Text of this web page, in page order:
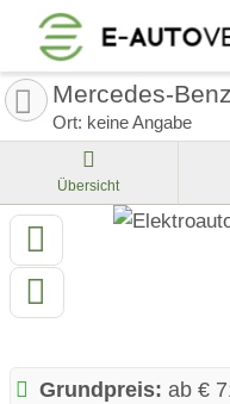
Mercedes-
Ort: keine Angabe
Übersicht
Grundpreis: ab €